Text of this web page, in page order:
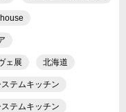
ェ展 北海道
テムキッチン
テムキッチン